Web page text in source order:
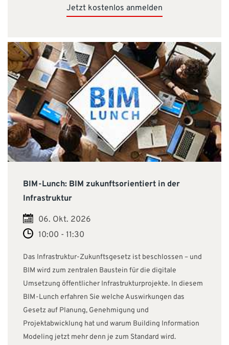
Jetzt kostenlos anmelden
BIM-Lunch: BIM zukunftsorientiert in der
Infrastruktur
06. Okt. 2026
10:00 - 11:30
Das Infrastruktur-Zukunftsgesetz ist beschlossen – und
BIM wird zum zentralen Baustein für die digitale
Umsetzung öffentlicher Infrastrukturprojekte. In diesem
BIM-Lunch erfahren Sie welche Auswirkungen das
Gesetz auf Planung, Genehmigung und
Projektabwicklung hat und warum Building Information
Modeling jetzt mehr denn je zum Standard wird.